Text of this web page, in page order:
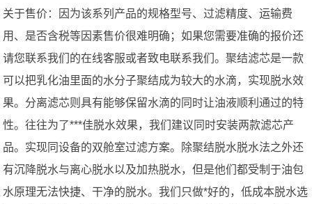
关于售价：因为该系列产品的规格型号、过滤精度、运输费
用、是否含税等因素售价很难明确；如果您需要准确的报价还
请您联系我们的在线客服或者致电联系我们。聚结滤芯是一款
可以把乳化油里面的水分子聚结成为较大的水滴，实现脱水效
果。分离滤芯则具有能够保留水滴的同时让油液顺利通过的特
性。往往为了***佳脱水效果，我们建议同时安装两款滤芯产
品。实现同设备的双舱室过滤方案。除聚结脱水脱水法之外还
有沉降脱水与离心脱水以及加热脱水，但是他们都受制于油包
水原理无法快捷、干净的脱水。我们只做*好的，低成本脱水选